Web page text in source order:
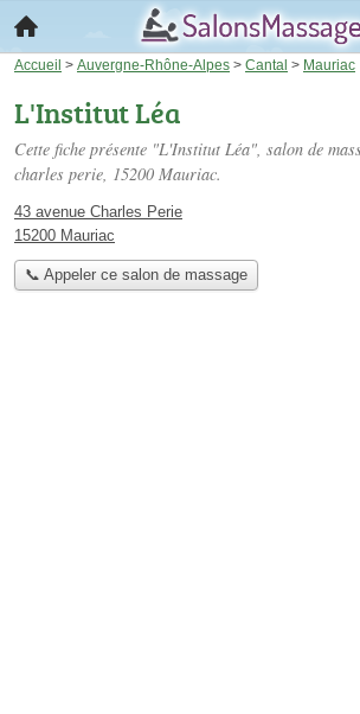
Accueil > Auvergne-Rhône-Alpes > Cantal > Mauriac
L'Institut Léa
Cette fiche présente "L'Institut Léa", salon de
charles perie, 15200 Mauriac.
43 avenue Charles Perie
15200 Mauriac
📞 Appeler ce salon de massage